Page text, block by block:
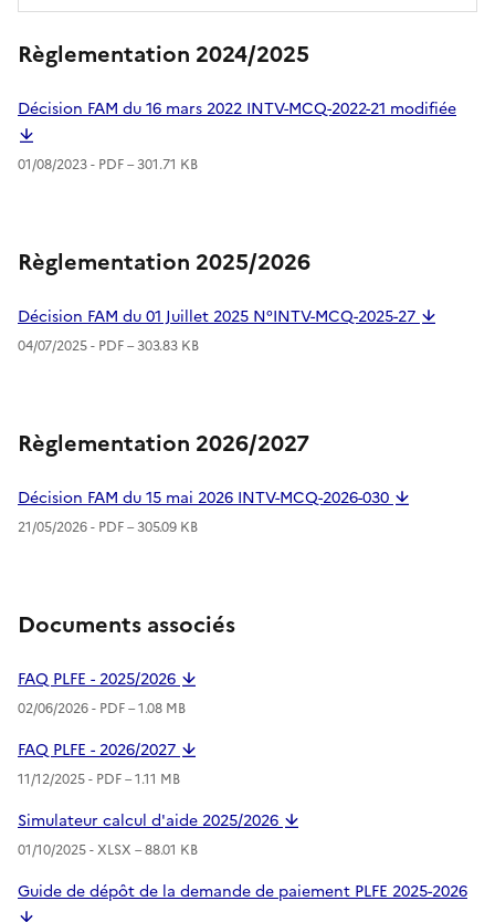
Règlementation 2024/2025
Décision FAM du 16 mars 2022 INTV-MCQ-2022-21 modifiée
01/08/2023 - PDF– 301.71 KB
Règlementation 2025/2026
Décision FAM du 01 Juillet 2025 N°INTV-MCQ-2025-27
04/07/2025 - PDF– 303.83 KB
Règlementation 2026/2027
Décision FAM du 15 mai 2026 INTV-MCQ-2026-030
21/05/2026 - PDF– 305.09 KB
Documents associés
FAQ PLFE - 2025/2026
02/06/2026 - PDF– 1.08 MB
FAQ PLFE - 2026/2027
11/12/2025 - PDF– 1.11 MB
Simulateur calcul d'aide 2025/2026
01/10/2025 -XLSX – 88.01 KB
Guide de dépôt de la demande de paiement PLFE 2025-2026